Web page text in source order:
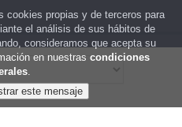
cookies propias y de terceros para
el análisis de sus hábitos de
consideramos que acepta su
en nuestras condiciones
.